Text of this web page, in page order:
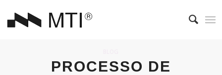
PROCESSO DE